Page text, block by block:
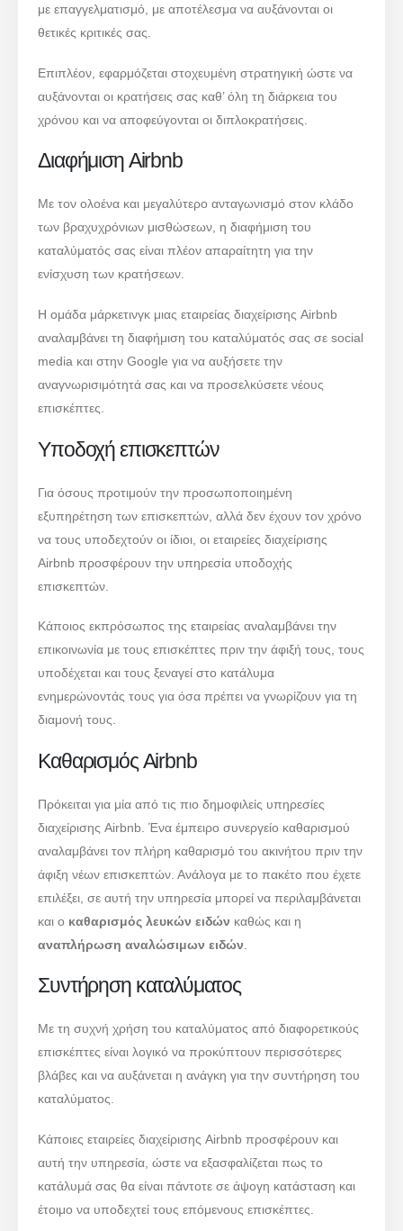
με επαγγελματισμό, με αποτέλεσμα να αυξάνονται οι
θετικές κριτικές σας.
Επιπλέον, εφαρμόζεται στοχευμένη στρατηγική ώστε να
αυξάνονται οι κρατήσεις σας καθ’ όλη τη διάρκεια του
χρόνου και να αποφεύγονται οι διπλοκρατήσεις.
Διαφήμιση Airbnb
Με τον ολοένα και μεγαλύτερο ανταγωνισμό στον κλάδο
των βραχυχρόνιων μισθώσεων, η διαφήμιση του
καταλύματός σας είναι πλέον απαραίτητη για την
ενίσχυση των κρατήσεων.
Η ομάδα μάρκετινγκ μιας εταιρείας διαχείρισης Airbnb
αναλαμβάνει τη διαφήμιση του καταλύματός σας σε social
media και στην Google για να αυξήσετε την
αναγνωρισιμότητά σας και να προσελκύσετε νέους
επισκέπτες.
Υποδοχή επισκεπτών
Για όσους προτιμούν την προσωποποιημένη
εξυπηρέτηση των επισκεπτών, αλλά δεν έχουν τον χρόνο
να τους υποδεχτούν οι ίδιοι, οι εταιρείες διαχείρισης
Airbnb προσφέρουν την υπηρεσία υποδοχής
επισκεπτών.
Κάποιος εκπρόσωπος της εταιρείας αναλαμβάνει την
επικοινωνία με τους επισκέπτες πριν την άφιξή τους, τους
υποδέχεται και τους ξεναγεί στο κατάλυμα
ενημερώνοντάς τους για όσα πρέπει να γνωρίζουν για τη
διαμονή τους.
Καθαρισμός Airbnb
Πρόκειται για μία από τις πιο δημοφιλείς υπηρεσίες
διαχείρισης Airbnb. Ένα έμπειρο συνεργείο καθαρισμού
αναλαμβάνει τον πλήρη καθαρισμό του ακινήτου πριν την
άφιξη νέων επισκεπτών. Ανάλογα με το πακέτο που έχετε
επιλέξει, σε αυτή την υπηρεσία μπορεί να περιλαμβάνεται
και ο καθαρισμός λευκών ειδών καθώς και η
αναπλήρωση αναλώσιμων ειδών
Συντήρηση καταλύματος
Με τη συχνή χρήση του καταλύματος από διαφορετικούς
επισκέπτες είναι λογικό να προκύπτουν περισσότερες
βλάβες και να αυξάνεται η ανάγκη για την συντήρηση του
καταλύματος.
Κάποιες εταιρείες διαχείρισης Airbnb προσφέρουν και
αυτή την υπηρεσία, ώστε να εξασφαλίζεται πως το
κατάλυμά σας θα είναι πάντοτε σε άψογη κατάσταση και
έτοιμο να υποδεχτεί τους επόμενους επισκέπτες.